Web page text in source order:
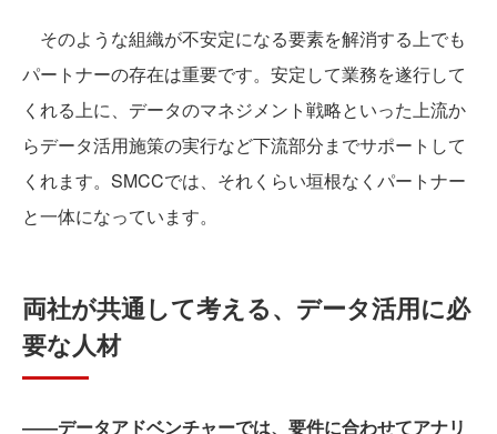
そのような組織が不安定になる要素を解消する上でも
パートナーの存在は重要です。安定して業務を遂行して
くれる上に、データのマネジメント戦略といった上流か
らデータ活用施策の実行など下流部分までサポートして
くれます。SMCCでは、それくらい垣根なくパートナー
と一体になっています。
両社が共通して考える、データ活用に必
要な人材
――データアドベンチャーでは、要件に合わせてアナリ